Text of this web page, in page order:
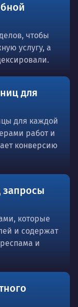
чтобы
услугу, а
для
для каждой
работ и
конверсию
запросы
которые
и содержат
и